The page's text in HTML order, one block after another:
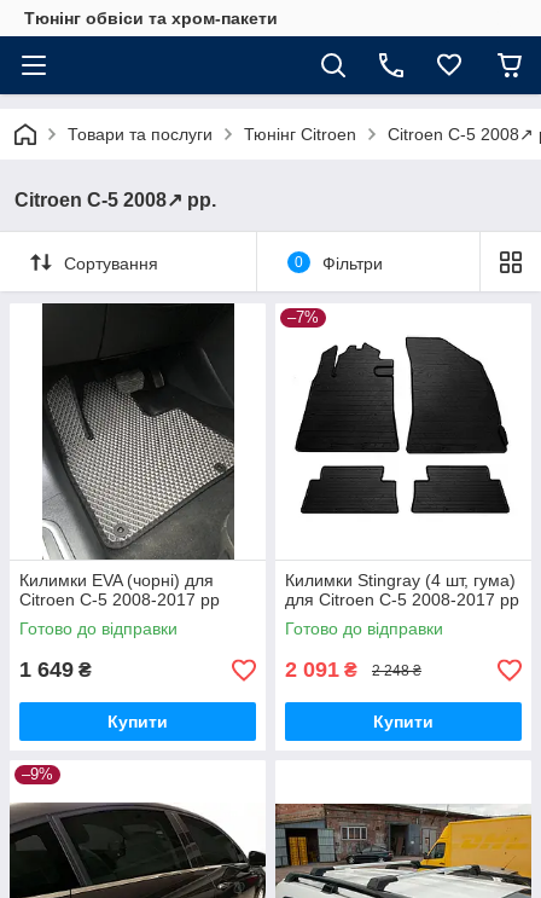
Тюнінг обвіси та хром-пакети
Товари та послуги Тюнінг Citroen Citroen C-5 2008↗
Citroen C-5 2008↗ рр.
Сортування 0 Фільтри
Килимки EVA (чорні) для
Citroen C-5 2008-2017 рр
Готово до відправки
1 649 ₴
Купити
–7%
Килимки Stingray (4 шт, гума)
для Citroen C-5 2008-2017 рр
Готово до відправки
2 091 ₴ 2 248 ₴
Купити
–9%